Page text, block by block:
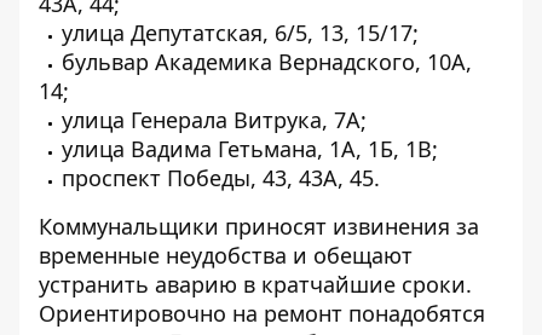
улица Депутатская, 6/5, 13, 15/17;
бульвар Академика Вернадского, 10А,
14;
улица Генерала Витрука, 7А;
улица Вадима Гетьмана, 1А, 1Б, 1В;
проспект Победы, 43, 43А, 45.
Коммунальщики приносят извинения за
временные неудобства и обещают
устранить аварию в кратчайшие сроки.
Ориентировочно на ремонт понадобятся